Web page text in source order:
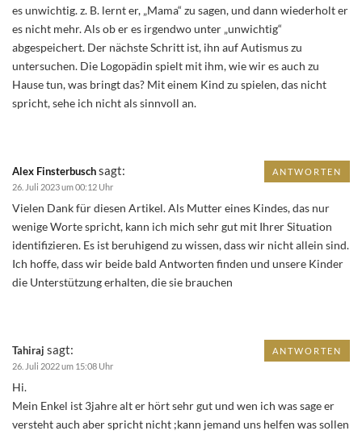
es unwichtig. z. B. lernt er, „Mama“ zu sagen, und dann wiederholt er
es nicht mehr. Als ob er es irgendwo unter „unwichtig“
abgespeichert. Der nächste Schritt ist, ihn auf Autismus zu
untersuchen. Die Logopädin spielt mit ihm, wie wir es auch zu
Hause tun, was bringt das? Mit einem Kind zu spielen, das nicht
spricht, sehe ich nicht als sinnvoll an.
Alex Finsterbuschsagt:
26. Juli 2023 um 00:12 Uhr
Vielen Dank für diesen Artikel. Als Mutter eines Kindes, das nur
wenige Worte spricht, kann ich mich sehr gut mit Ihrer Situation
identifizieren. Es ist beruhigend zu wissen, dass wir nicht allein sind.
Ich hoffe, dass wir beide bald Antworten finden und unsere Kinder
die Unterstützung erhalten, die sie brauchen
ANTWORTEN
Tahiraj sagt:
26. Juli 2022 um 15:08 Uhr
Hi.
Mein Enkel ist 3jahre alt er hört sehr gut und wen ich was sage er
versteht auch aber spricht nicht ;kann jemand uns helfen was sollen
ANTWORTEN